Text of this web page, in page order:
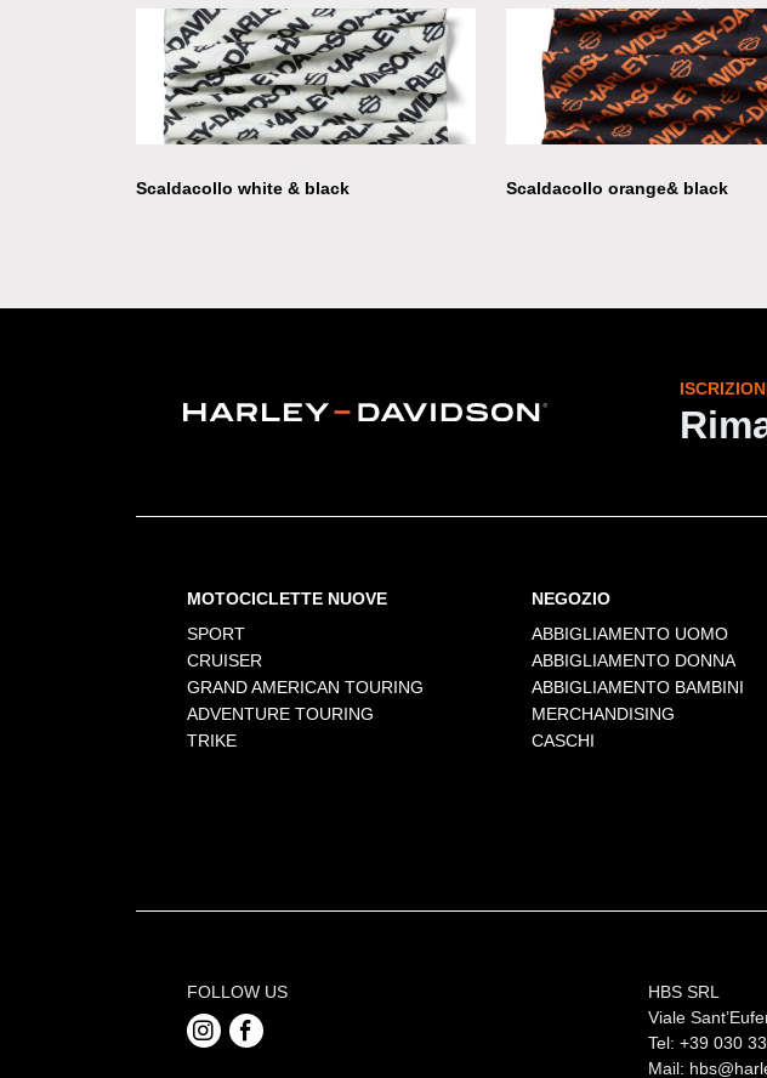
Scaldacollo white & black Scaldacollo orange& black
MOTOCICLETTE NUOVE
SPORT
CRUISER
GRAND AMERICAN TOURING
ADVENTURE TOURING
TRIKE
NEGOZIO
ABBIGLIAMENTO UOMO
ABBIGLIAMENTO DONNA
ABBIGLIAMENTO BAMBINI
MERCHANDISING
CASCHI
FOLLOW US
HBS SRL
Viale
Tel: +39 030
Mail: